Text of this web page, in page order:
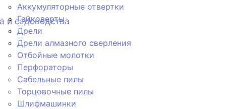
и садоводства
Аккумуляторные отвертки
Гайковерты
Дрели
Дрели алмазного сверления
Отбойные молотки
Перфораторы
Сабельные пилы
Торцовочные пилы
Шлифмашинки